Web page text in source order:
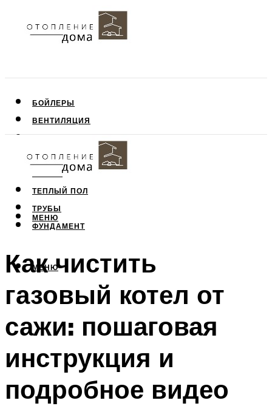
БОЙЛЕРЫ
ВЕНТИЛЯЦИЯ
ПОТОЛОК
СТЕНЫ
ТЕПЛЫЙ ПОЛ
ТРУБЫ
ФУНДАМЕНТ
МЕНЮ
МЕНЮ
Как чистить
газовый котел от
сажи: пошаговая
инструкция и
подробное видео